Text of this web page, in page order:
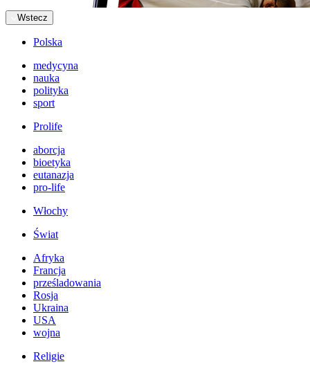
Wstecz
Polska
medycyna
nauka
polityka
sport
Prolife
aborcja
bioetyka
eutanazja
pro-life
Włochy
Świat
Afryka
Francja
prześladowania
Rosja
Ukraina
USA
wojna
Religie